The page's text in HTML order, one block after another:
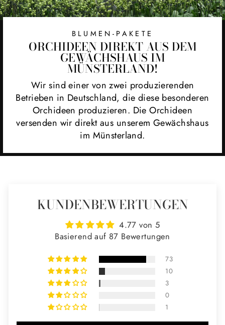
BLUMEN-PAKETE
ORCHIDEEN DIREKT AUS DEM
GEWÄCHSHAUS IM
MÜNSTERLAND!
Wir sind einer von zwei produzierenden
Betrieben in Deutschland, die diese besonderen
Orchideen produzieren. Die Orchideen
versenden wir direkt aus unserem Gewächshaus
im Münsterland.
KUNDENBEWERTUNGEN
4.77 von 5
Basierend auf 87 Bewertungen
73
10
3
0
1